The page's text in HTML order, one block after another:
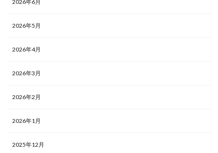
2026年6月
2026年5月
2026年4月
2026年3月
2026年2月
2026年1月
2025年12月